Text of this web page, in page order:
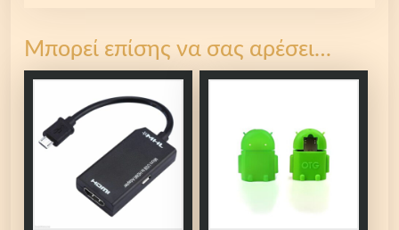
Μπορεί επίσης να σας αρέσει…